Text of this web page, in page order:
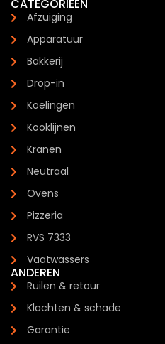
CATEGORIEËN
Afzuiging
Apparatuur
Bakkerij
Drop-in
Koelingen
Kooklijnen
Kranen
Neutraal
Ovens
Pizzeria
RVS 7333
Vaatwassers
ANDEREN
Ruilen & retour
Klachten & schade
Garantie